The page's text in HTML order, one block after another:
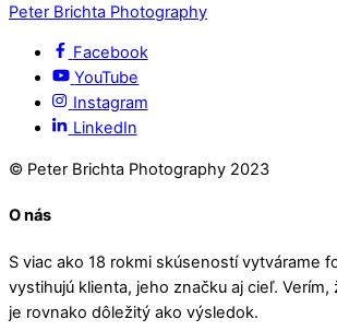
Peter Brichta Photography
Facebook
YouTube
Instagram
LinkedIn
© Peter Brichta Photography 2023
O nás
S viac ako 18 rokmi skúseností vytvárame
vystihujú klienta, jeho značku aj cieľ.
je rovnako dôležitý ako výsledok.